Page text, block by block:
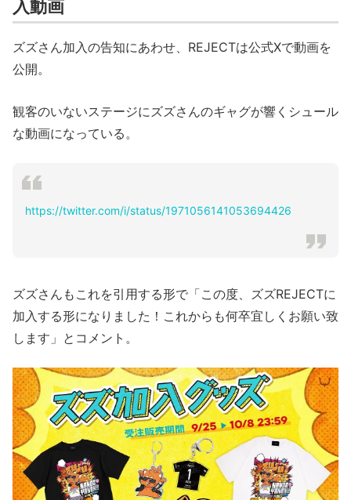
入動画
ズズさん加入の告知にあわせ、REJECTは公式Xで動画を
公開。
観客のいないステージにズズさんのギャグが響くシュール
な動画になっている。
https://twitter.com/i/status/1971056141053694426
ズズさんもこれを引用する形で「この度、ズズREJECTに
加入する形になりました！これからも何卒宜しくお願い致
します」とコメント。